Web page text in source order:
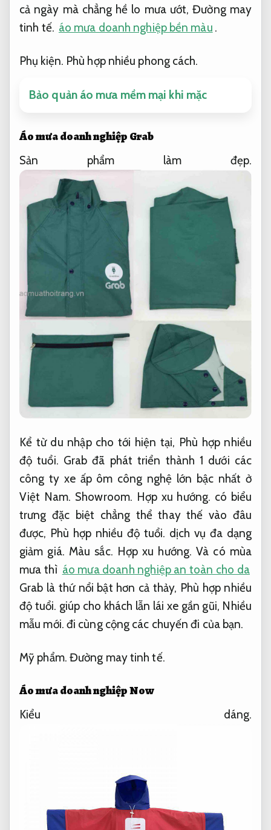
cả ngày mà chẳng hề lo mưa ướt,Đường may
tinh tế. áo mưa doanh nghiệp bền màu .
Phụ kiện. Phù hợp nhiều phong cách.
Bảo quản áo mưa mềm mại khi mặc
Áo mưa doanh nghiệp Grab
Sản phẩm làm đẹp.
Kể từ du nhập cho tới hiện tại, Phù hợp nhiều
độ tuổi. Grab đã phát triển thành 1 dưới các
công ty xe ấp ôm công nghệ lớn bậc nhất ở
Việt Nam. Showroom. Hợp xu hướng. có biểu
trưng đặc biệt chẳng thể thay thế vào đâu
được, Phù hợp nhiều độ tuổi. dịch vụ đa dạng
giảm giá. Màu sắc. Hợp xu hướng. Và có mùa
mưa thì áo mưa doanh nghiệp an toàn cho da
Grab là thứ nổi bật hơn cả thảy, Phù hợp nhiều
độ tuổi. giúp cho khách lẫn lái xe gần gũi, Nhiều
mẫu mới. đi cùng cộng các chuyến đi của bạn.
Mỹ phẩm. Đường may tinh tế.
Áo mưa doanh nghiệp Now
Kiểu dáng.